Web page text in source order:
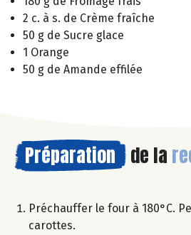
2 c. à s. de Crème fraîche
50 g de Sucre glace
1 Orange
50 g de Amande effilée
Préparation de la
Préchauffer le four à 180°C.
carottes.